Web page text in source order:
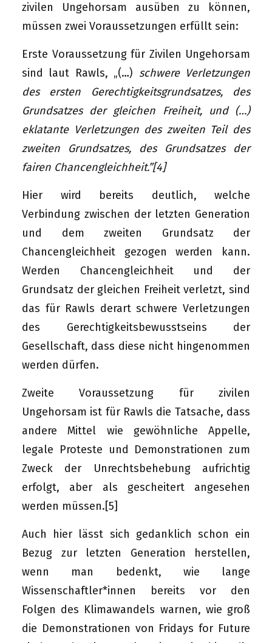
zivilen Ungehorsam ausüben zu können,
müssen zwei Voraussetzungen erfüllt sein:
Erste Voraussetzung für Zivilen Ungehorsam
sind laut Rawls, „(…) schwere Verletzungen
des ersten Gerechtigkeitsgrundsatzes, des
Grundsatzes der gleichen Freiheit, und (…)
eklatante Verletzungen des zweiten Teil des
zweiten Grundsatzes, des Grundsatzes der
fairen Chancengleichheit.”[4]
Hier wird bereits deutlich, welche
Verbindung zwischen der letzten Generation
und dem zweiten Grundsatz der
Chancengleichheit gezogen werden kann.
Werden Chancengleichheit und der
Grundsatz der gleichen Freiheit verletzt, sind
das für Rawls derart schwere Verletzungen
des Gerechtigkeitsbewusstseins der
Gesellschaft, dass diese nicht hingenommen
werden dürfen.
Zweite Voraussetzung für zivilen
Ungehorsam ist für Rawls die Tatsache, dass
andere Mittel wie gewöhnliche Appelle,
legale Proteste und Demonstrationen zum
Zweck der Unrechtsbehebung aufrichtig
erfolgt, aber als gescheitert angesehen
werden müssen.[5]
Auch hier lässt sich gedanklich schon ein
Bezug zur letzten Generation herstellen,
wenn man bedenkt, wie lange
Wissenschaftler*innen bereits vor den
Folgen des Klimawandels warnen, wie groß
die Demonstrationen von Fridays for Future